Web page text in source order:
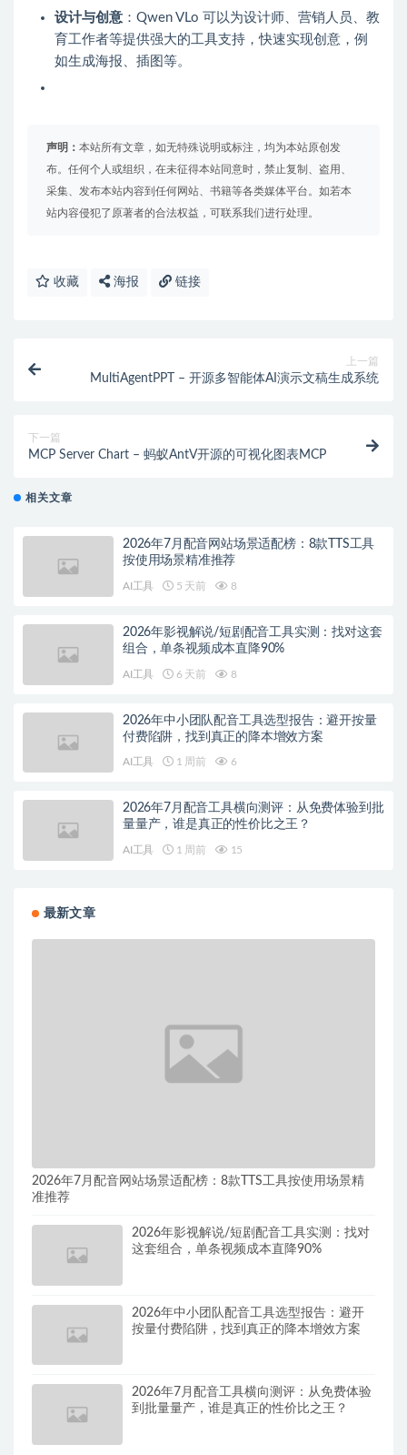
设计与创意 ：Qwen VLo 可以为设计师、营销人员、教
育工作者等提供强大的工具支持，快速实现创意，例
如生成海报、插图等。
声明： 本站所有文章，如无特殊说明或标注，均为本站原创发
布。任何个人或组织，在未征得本站同意时，禁止复制、盗用、
采集、发布本站内容到任何网站、书籍等各类媒体平台。如若本
站内容侵犯了原著者的合法权益，可联系我们进行处理。
收藏 海报 链接
上一篇
MultiAgentPPT – 开源多智能体AI演示文稿生成系统
下一篇
MCP Server Chart – 蚂蚁AntV开源的可视化图表MCP
相关文章
2026年7月配音网站场景适配榜：8款TTS工具
按使用场景精准推荐
AI工具 5 天前 8
2026年影视解说/短剧配音工具实测：找对这套
组合，单条视频成本直降90%
AI工具 6 天前 8
2026年中小团队配音工具选型报告：避开按量
付费陷阱，找到真正的降本增效方案
AI工具 1 周前 6
2026年7月配音工具横向测评：从免费体验到批
量量产，谁是真正的性价比之王？
AI工具 1 周前 15
最新文章
2026年7月配音网站场景适配榜：8款TTS工具按使用场景精
准推荐
2026年影视解说/短剧配音工具实测：找对
这套组合，单条视频成本直降90%
2026年中小团队配音工具选型报告：避开
按量付费陷阱，找到真正的降本增效方案
2026年7月配音工具横向测评：从免费体验
到批量量产，谁是真正的性价比之王？